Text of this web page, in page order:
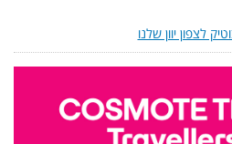
לצפון יוון שלנו